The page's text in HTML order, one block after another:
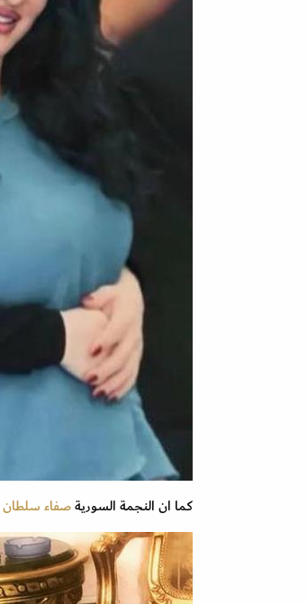
كما ان النجمة السوريةصفاء سلطان